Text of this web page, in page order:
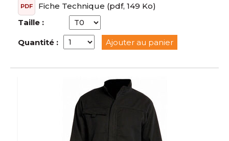
PDF Fiche Technique (pdf, 149 Ko)
Taille :
Quantité : Ajouter au panier